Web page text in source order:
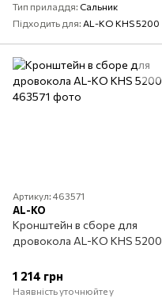
Тип приладдя Сальник
Підходить для AL-KO KHS 5200
Артикул: 463571
AL-KO
Кронштейн в сборе для
дровокола AL-KO KHS 5200
1 214 грн
Наявність уточнюйте у